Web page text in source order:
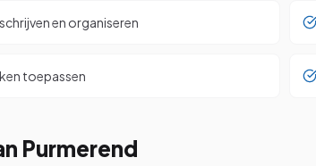
en organiseren
toepassen
Purmerend